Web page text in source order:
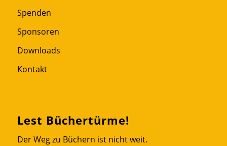
Spenden
Sponsoren
Downloads
Kontakt
Lest Büchertürme!
Der Weg zu Büchern ist nicht weit.